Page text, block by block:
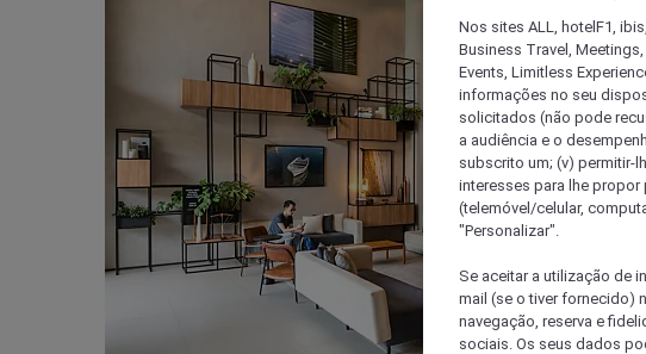
Nos sites ALL, hotelF1,
Business Travel,
Events, Limitless
informações no seu
solicitados (não pode
a audiência e o
subscrito um; (v) permitir-
interesses para lhe
(telemóvel/celular,
"Personalizar".
Se aceitar a utilização de
mail (se o tiver fornecido)
navegação, reserva e
sociais. Os seus dados